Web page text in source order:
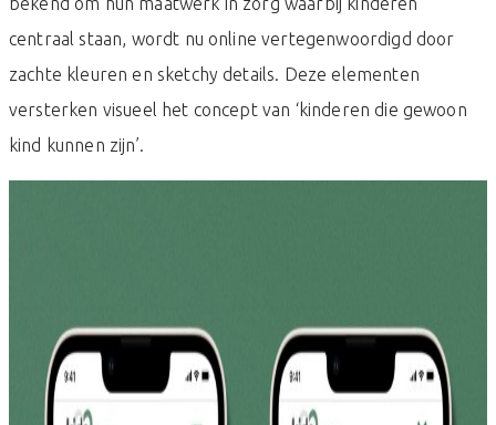
centraal staan, wordt nu online vertegenwoordigd door
zachte kleuren en sketchy details. Deze elementen
versterken visueel het concept van ‘kinderen die gewoon
kind kunnen zijn’.